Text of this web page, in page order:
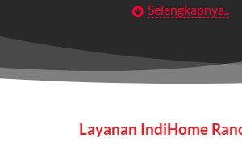
Layanan Wifi Indihome ini
maupun individu yang
hiburan berkualitas tinggi.
Selengkapnya..
Layanan IndiHome